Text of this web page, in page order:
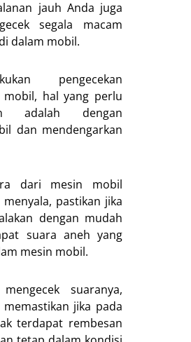
jauh Anda juga
segala macam
dalam mobil.
pengecekan
hal yang perlu
adalah dengan
dan mendengarkan
dari mesin mobil
pastikan jika
dengan mudah
suara aneh yang
mesin mobil.
suaranya,
jika pada
terdapat rembesan